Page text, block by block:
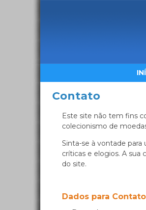
Contato
Este site não tem fins
colecionismo de
Sinta-se à vontade
críticas e elogios. A
do site.
Dados para Contato